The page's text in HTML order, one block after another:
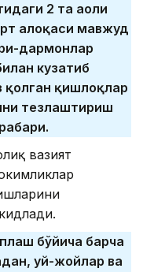
2 та аҳоли
алоқаси мавжуд
дармонлар
кузатиб
қолган қишлоқлар
тезлаштириш
вазият
бўйича барча
уй-жойлар ва